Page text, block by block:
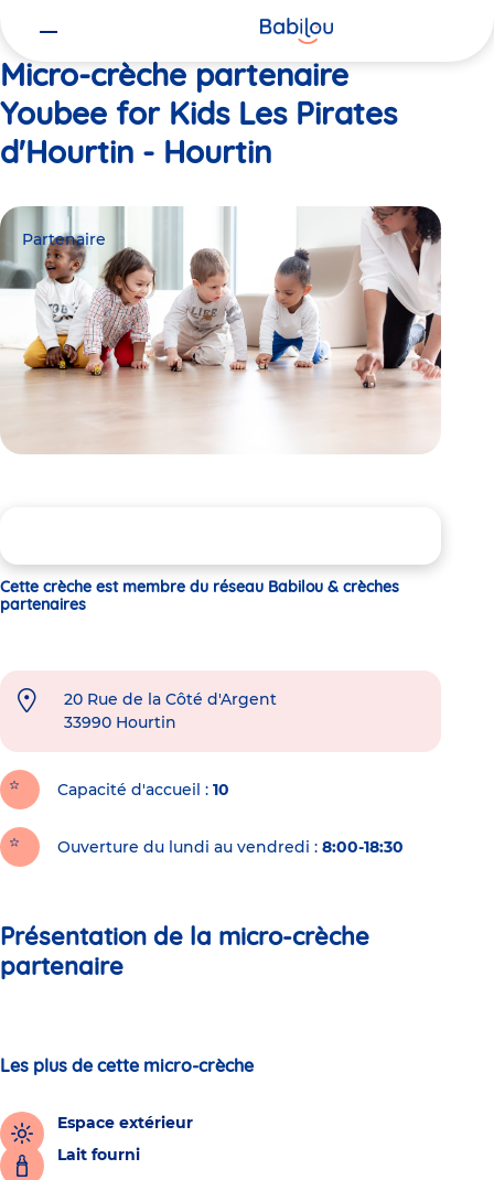
Micro-crèche partenaire
Youbee for Kids Les Pirates
d'Hourtin - Hourtin
Partenaire
Cette crèche est membre du réseau Babilou & crèches
partenaires
20 Rue de la Côté d'Argent
33990 Hourtin
Capacité d'accueil 10
Ouverture du lundi au vendredi : 8:00-18:30
Présentation de la micro-crèche
partenaire
Les plus de cette micro-crèche
Espace extérieur
Lait fourni